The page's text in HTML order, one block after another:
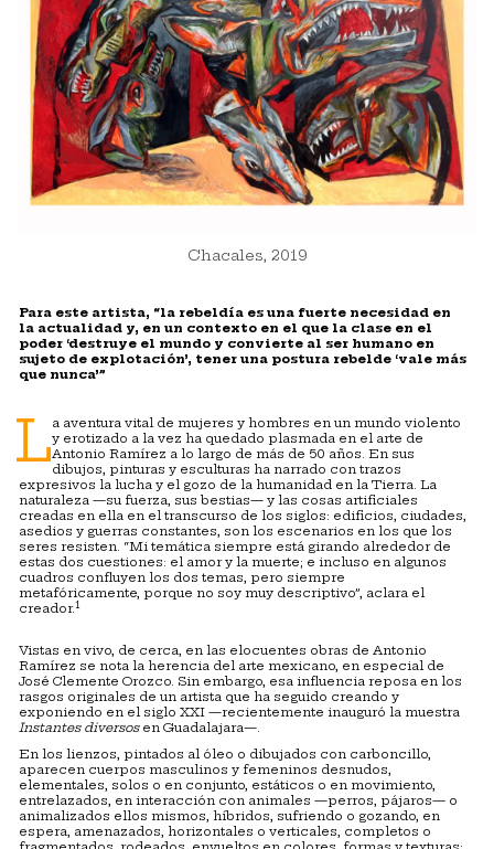
Chacales, 2019
Para este artista, “la rebeldía es una fuerte necesidad en
la actualidad y, en un contexto en el que la clase en el
poder ‘destruye el mundo y convierte al ser humano en
sujeto de explotación’, tener una postura rebelde ‘vale más
que nunca’”
La aventura vital de mujeres y hombres en un mundo violento
y erotizado a la vez ha quedado plasmada en el arte de
Antonio Ramírez a lo largo de más de 50 años. En sus
dibujos, pinturas y esculturas ha narrado con trazos
expresivos la lucha y el gozo de la humanidad en la Tierra. La
naturaleza —su fuerza, sus bestias— y las cosas artificiales
creadas en ella en el transcurso de los siglos: edificios, ciudades,
asedios y guerras constantes, son los escenarios en los que los
seres resisten. “Mi temática siempre está girando alrededor de
estas dos cuestiones: el amor y la muerte; e incluso en algunos
cuadros confluyen los dos temas, pero siempre
metafóricamente, porque no soy muy descriptivo”, aclara el
creador. 1
Vistas en vivo, de cerca, en las elocuentes obras de Antonio
Ramírez se nota la herencia del arte mexicano, en especial de
José Clemente Orozco. Sin embargo, esa influencia reposa en los
rasgos originales de un artista que ha seguido creando y
exponiendo en el siglo XXI —recientemente inauguró la muestra
Instantes diversosen Guadalajara—.
En los lienzos, pintados al óleo o dibujados con carboncillo,
aparecen cuerpos masculinos y femeninos desnudos,
elementales, solos o en conjunto, estáticos o en movimiento,
entrelazados, en interacción con animales —perros, pájaros— o
animalizados ellos mismos, híbridos, sufriendo o gozando, en
espera, amenazados, horizontales o verticales, completos o